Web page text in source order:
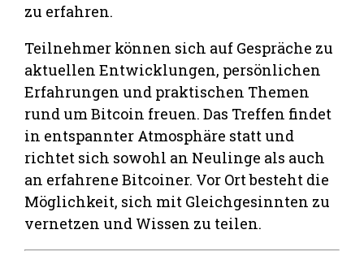
zu erfahren.
Teilnehmer können sich auf Gespräche zu
aktuellen Entwicklungen, persönlichen
Erfahrungen und praktischen Themen
rund um Bitcoin freuen. Das Treffen findet
in entspannter Atmosphäre statt und
richtet sich sowohl an Neulinge als auch
an erfahrene Bitcoiner. Vor Ort besteht die
Möglichkeit, sich mit Gleichgesinnten zu
vernetzen und Wissen zu teilen.